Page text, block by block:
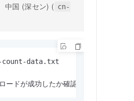
中国 (深セン) ( cn-
data.txt
成功したか確認します。